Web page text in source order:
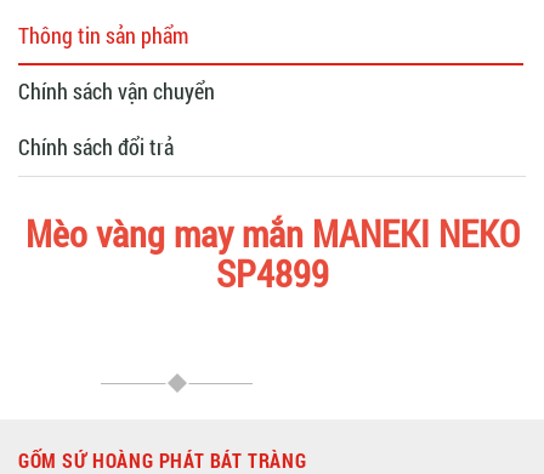
Thông tin sản phẩm
Chính sách vận chuyển
Chính sách đổi trả
Mèo vàng may mắn MANEKI NEKO
SP4899
GỐM SỨ HOÀNG PHÁT BÁT TRÀNG